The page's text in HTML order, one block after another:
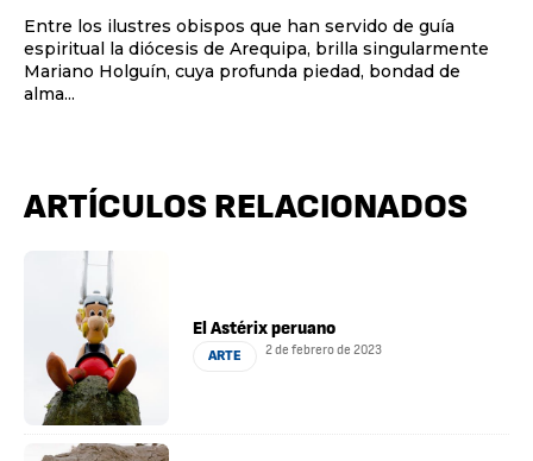
Entre los ilustres obispos que han servido de guía
espiritual la diócesis de Arequipa, brilla singularmente
Mariano Holguín, cuya profunda piedad, bondad de
alma...
ARTÍCULOS RELACIONADOS
El Astérix peruano
ARTE 2 de febrero de 2023